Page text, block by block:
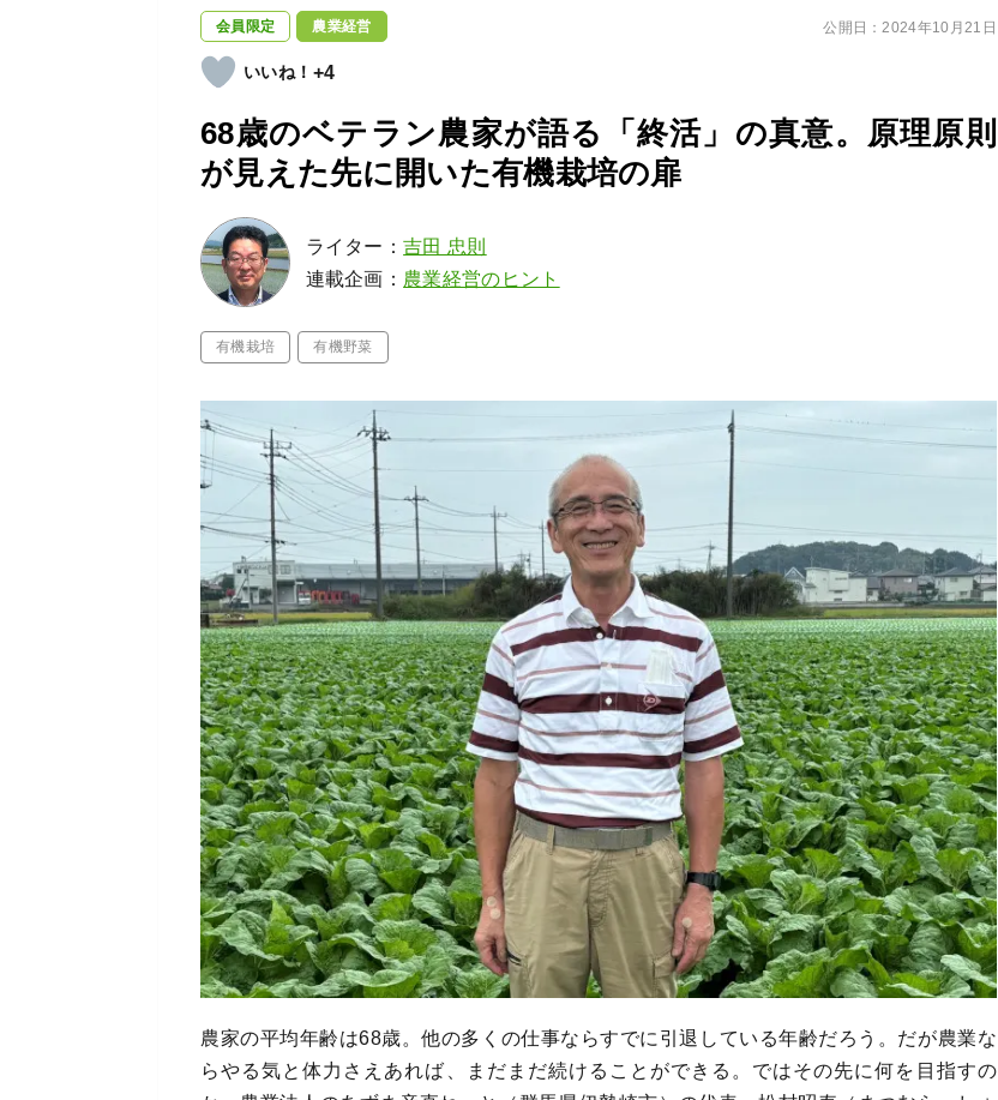
会員限定 農業経営
+4
68歳のベテラン農家が語る「終活」の真意。原理原則
が見えた先に開いた有機栽培の扉
ライター：吉田 忠則
連載企画： 農業経営のヒント
有機栽培 有機野菜
公開日：2024年10月21日
農家の平均年齢は68歳。他の多くの仕事ならすでに引退している年齢だろう。だが農業な
らやる気と体力さえあれば、まだまだ続けることができる。ではその先に何を目指すの